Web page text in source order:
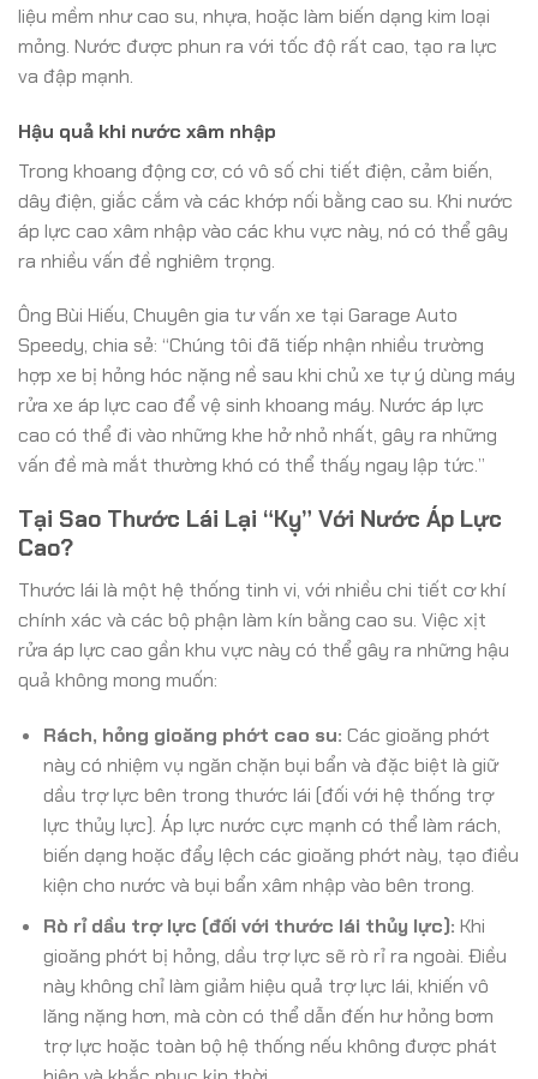
liệu mềm như cao su, nhựa, hoặc làm biến dạng kim loại
mỏng. Nước được phun ra với tốc độ rất cao, tạo ra lực
va đập mạnh.
Hậu quả khi nước xâm nhập
Trong khoang động cơ, có vô số chi tiết điện, cảm biến,
dây điện, giắc cắm và các khớp nối bằng cao su. Khi nước
áp lực cao xâm nhập vào các khu vực này, nó có thể gây
ra nhiều vấn đề nghiêm trọng.
Ông Bùi Hiếu, Chuyên gia tư vấn xe tại Garage Auto
Speedy, chia sẻ: “Chúng tôi đã tiếp nhận nhiều trường
hợp xe bị hỏng hóc nặng nề sau khi chủ xe tự ý dùng máy
rửa xe áp lực cao để vệ sinh khoang máy. Nước áp lực
cao có thể đi vào những khe hở nhỏ nhất, gây ra những
vấn đề mà mắt thường khó có thể thấy ngay lập tức.”
Tại Sao Thước Lái Lại “Kỵ” Với Nước Áp Lực
Cao?
Thước lái là một hệ thống tinh vi, với nhiều chi tiết cơ khí
chính xác và các bộ phận làm kín bằng cao su. Việc xịt
rửa áp lực cao gần khu vực này có thể gây ra những hậu
quả không mong muốn:
Rách, hỏng gioăng phớt cao su: Các gioăng phớt
này có nhiệm vụ ngăn chặn bụi bẩn và đặc biệt là giữ
dầu trợ lực bên trong thước lái (đối với hệ thống trợ
lực thủy lực). Áp lực nước cực mạnh có thể làm rách,
biến dạng hoặc đẩy lệch các gioăng phớt này, tạo điều
kiện cho nước và bụi bẩn xâm nhập vào bên trong.
Rò rỉ dầu trợ lực (đối với thước lái thủy lực): Khi
gioăng phớt bị hỏng, dầu trợ lực sẽ rò rỉ ra ngoài. Điều
này không chỉ làm giảm hiệu quả trợ lực lái, khiến vô
lăng nặng hơn, mà còn có thể dẫn đến hư hỏng bơm
trợ lực hoặc toàn bộ hệ thống nếu không được phát